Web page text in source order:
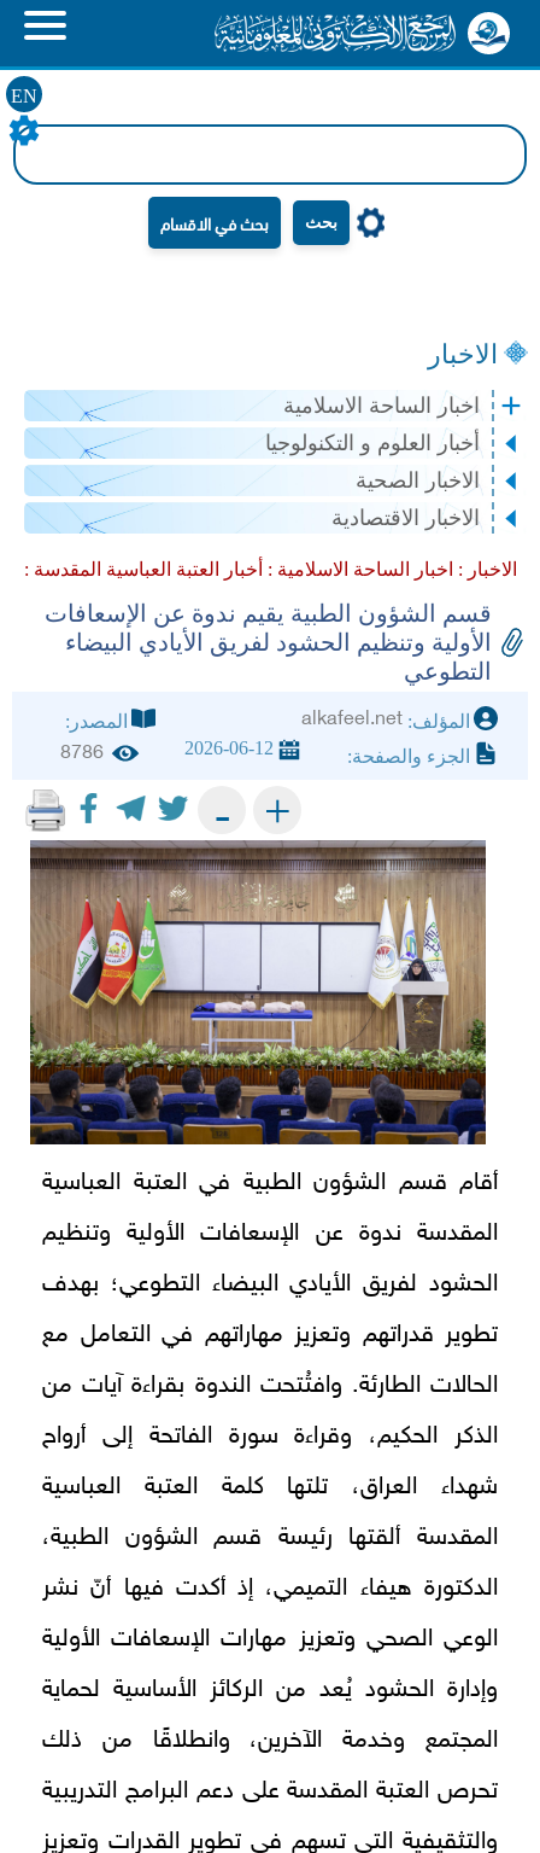
EN
بحث
الاخبار
اخبار الساحة الاسلامية
أخبار العلوم و التكنولوجيا
الاخبار الصحية
الاخبار الاقتصادية
الاخبار : اخبار الساحة الاسلامية : أخبار العتبة العباسية المقدسة :
قسم الشؤون الطبية يقيم ندوة عن الإسعافات
الأولية وتنظيم الحشود لفريق الأيادي البيضاء
التطوعي
المؤلف: alkafeel.net
المصدر:
الجزء والصفحة:
2026-06-12
8786
+
-
أقام قسم الشؤون الطبية في العتبة العباسية
المقدسة ندوة عن الإسعافات الأولية وتنظيم
الحشود لفريق الأيادي البيضاء التطوعي؛ بهدف
تطوير قدراتهم وتعزيز مهاراتهم في التعامل مع
الحالات الطارئة. وافتُتحت الندوة بقراءة آيات من
الذكر الحكيم، وقراءة سورة الفاتحة إلى أرواح
شهداء العراق، تلتها كلمة العتبة العباسية
المقدسة ألقتها رئيسة قسم الشؤون الطبية،
الدكتورة هيفاء التميمي، إذ أكدت فيها أنّ نشر
الوعي الصحي وتعزيز مهارات الإسعافات الأولية
وإدارة الحشود يُعد من الركائز الأساسية لحماية
المجتمع وخدمة الآخرين، وانطلاقًا من ذلك
تحرص العتبة المقدسة على دعم البرامج التدريبية
والتثقيفية التي تسهم في تطوير القدرات وتعزيز